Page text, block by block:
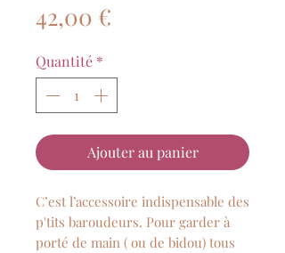
42,00 €
Quantité *
Ajouter au panier
C’est l’accessoire indispensable des
p'tits baroudeurs. Pour garder à
porté de main ( ou de bidou) tous